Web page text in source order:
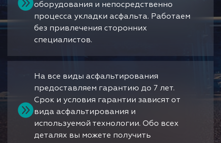
оборудования и непосредственно
процесса укладки асфальта. Работаем
без привлечения сторонних
специалистов.
На все виды асфальтирования
предоставляем гарантию до 7 лет.
Срок и условия гарантии зависят от
вида асфальтирования и
используемой технологии. Обо всех
деталях вы можете получить